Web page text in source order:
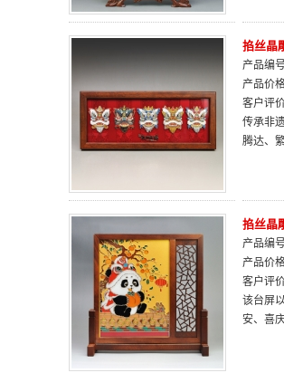
掐丝晶
产品编
产品价
客户评
传承非
腾达、
掐丝晶
产品编
产品价
客户评
该台屏
安、喜